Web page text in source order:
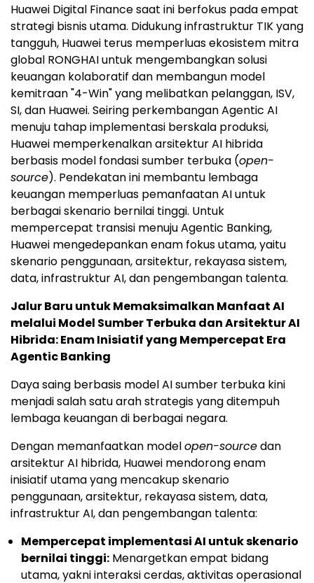
Huawei Digital Finance saat ini berfokus pada empat
strategi bisnis utama. Didukung infrastruktur TIK yang
tangguh, Huawei terus memperluas ekosistem mitra
global RONGHAI untuk mengembangkan solusi
keuangan kolaboratif dan membangun model
kemitraan "4-Win" yang melibatkan pelanggan, ISV,
SI, dan Huawei. Seiring perkembangan Agentic AI
menuju tahap implementasi berskala produksi,
Huawei memperkenalkan arsitektur AI hibrida
berbasis model fondasi sumber terbuka (open-
source). Pendekatan ini membantu lembaga
keuangan memperluas pemanfaatan AI untuk
berbagai skenario bernilai tinggi. Untuk
mempercepat transisi menuju Agentic Banking,
Huawei mengedepankan enam fokus utama, yaitu
skenario penggunaan, arsitektur, rekayasa sistem,
data, infrastruktur AI, dan pengembangan talenta.
Jalur Baru untuk Memaksimalkan Manfaat AI
melalui Model Sumber Terbuka dan Arsitektur AI
Hibrida: Enam Inisiatif yang Mempercepat Era
Agentic Banking
Daya saing berbasis model AI sumber terbuka kini
menjadi salah satu arah strategis yang ditempuh
lembaga keuangan di berbagai negara.
Dengan memanfaatkan modelopen-sourcedan
arsitektur AI hibrida, Huawei mendorong enam
inisiatif utama yang mencakup skenario
penggunaan, arsitektur, rekayasa sistem, data,
infrastruktur AI, dan pengembangan talenta:
Mempercepat implementasi AI untuk skenario
bernilai tinggi: Menargetkan empat bidang
utama, yakni interaksi cerdas, aktivitas operasional